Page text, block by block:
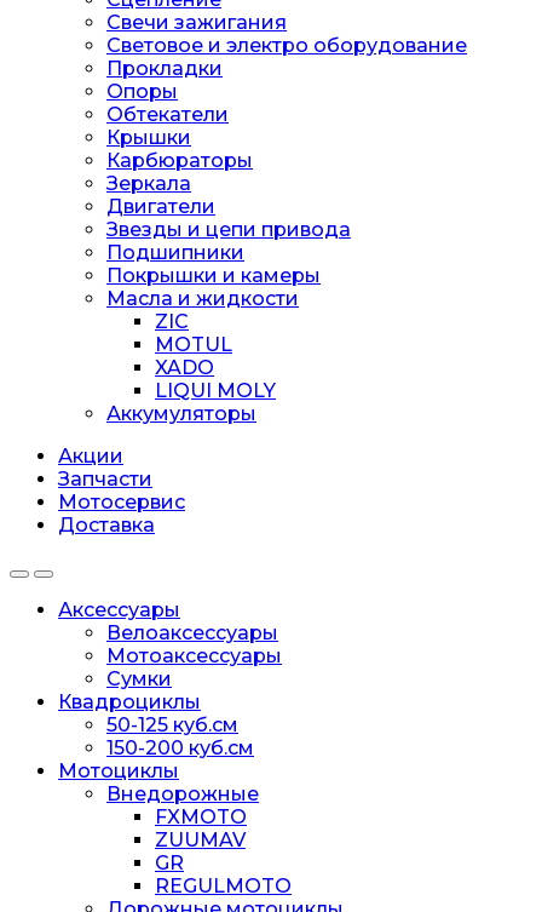
Свечи зажигания
Световое и электро оборудование
Прокладки
Опоры
Обтекатели
Крышки
Карбюраторы
Зеркала
Двигатели
Звезды и цепи привода
Подшипники
Покрышки и камеры
Масла и жидкости
ZIC
MOTUL
XADO
LIQUI MOLY
Аккумуляторы
Акции
Запчасти
Мотосервис
Доставка
Аксессуары
Велоаксессуары
Мотоаксессуары
Сумки
Квадроциклы
50-125 куб.см
150-200 куб.см
Мотоциклы
Внедорожные
FXMOTO
ZUUMAV
GR
REGULMOTO